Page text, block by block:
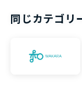
同じカテゴリ